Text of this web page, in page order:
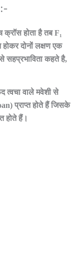
होता है तब F₁
दोनों लक्षण एक
सहप्रभाविता कहते है,
त्वचा वाले मवेशी से
प्राप्त होते हैं जिसके
होते हैं।